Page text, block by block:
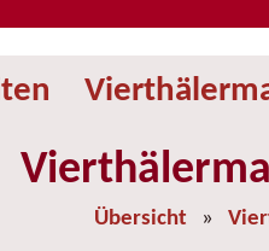
Übersicht »